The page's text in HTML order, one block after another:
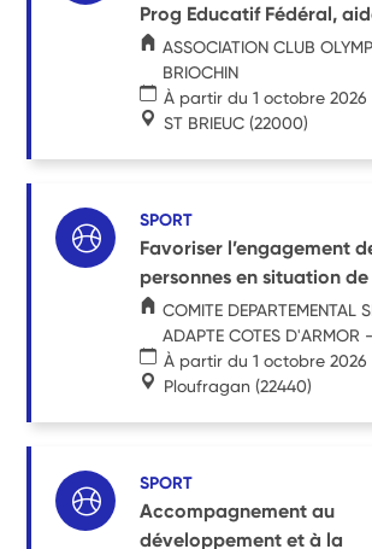
Prog Educatif Fédéral,
ASSOCIATION CLUB
BRIOCHIN
À partir du 1 octobre 2026
ST BRIEUC (22000)
SPORT
Favoriser l’engagement
personnes en situation de
COMITE DEPARTEMENTAL
ADAPTE COTES D'ARMOR
À partir du 1 octobre 2026
Ploufragan (22440)
SPORT
Accompagnement au
développement et à la